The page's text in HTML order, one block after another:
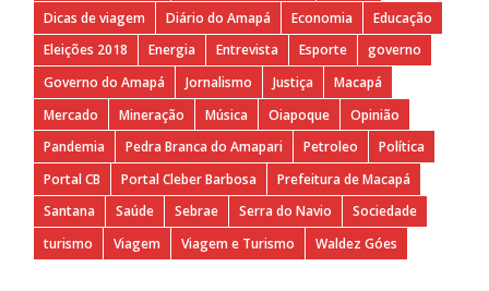
Dicas de viagem
Diário do Amapá Economia
Educação
Eleições 2018
Energia Entrevista Esporte
governo
Governo do Amapá
Jornalismo Justiça
Macapá
Mercado
Mineração Música Oiapoque
Opinião
Pandemia
Pedra Branca do Amapari Petroleo
Política
Portal CB
Portal Cleber Barbosa
Prefeitura de Macapá
Santana
Saúde Sebrae Serra do Navio
Sociedade
turismo
Viagem Viagem e Turismo Waldez Góes